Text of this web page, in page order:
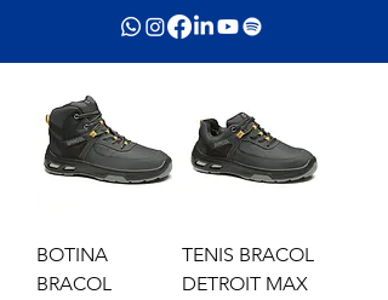
BOTINA
BRACOL
TENIS BRACOL
DETROIT MAX
BRACOL